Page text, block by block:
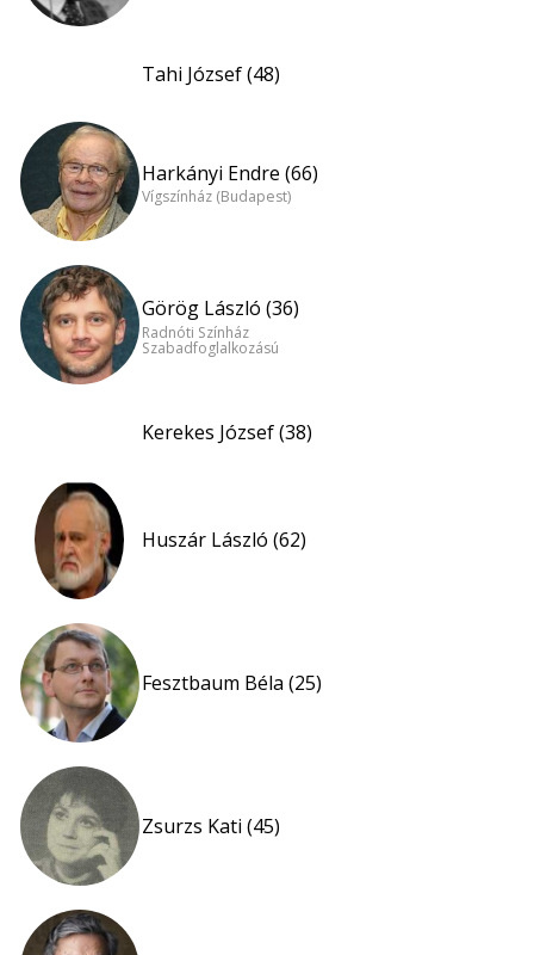
Tahi József (48)
Harkányi Endre (66)
Vígszínház (Budapest)
Görög László (36)
Radnóti Színház
Szabadfoglalkozású
Kerekes József (38)
Huszár László (62)
Fesztbaum Béla (25)
Zsurzs Kati (45)